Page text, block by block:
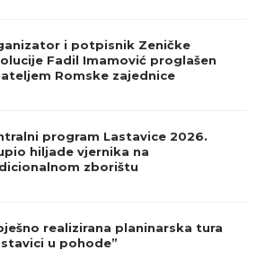
i potpisnik Zeničke
Fadil Imamović proglašen
Romske zajednice
program Lastavice 2026.
hiljade vjernika na
zborištu
realizirana planinarska tura
u pohode”